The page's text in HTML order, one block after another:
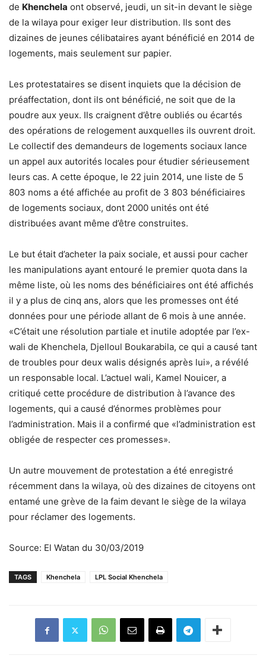
de Khenchela ont observé, jeudi, un sit-in devant le siège
de la wilaya pour exiger leur distribution. Ils sont des
dizaines de jeunes célibataires ayant bénéficié en 2014 de
logements, mais seulement sur papier.
Les protestataires se disent inquiets que la décision de
préaffectation, dont ils ont bénéficié, ne soit que de la
poudre aux yeux. Ils craignent d’être oubliés ou écartés
des opérations de relogement auxquelles ils ouvrent droit.
Le collectif des demandeurs de logements sociaux lance
un appel aux autorités locales pour étudier sérieusement
leurs cas. A cette époque, le 22 juin 2014, une liste de 5
803 noms a été affichée au profit de 3 803 bénéficiaires
de logements sociaux, dont 2000 unités ont été
distribuées avant même d’être construites.
Le but était d’acheter la paix sociale, et aussi pour cacher
les manipulations ayant entouré le premier quota dans la
même liste, où les noms des bénéficiaires ont été affichés
il y a plus de cinq ans, alors que les promesses ont été
données pour une période allant de 6 mois à une année.
«C’était une résolution partiale et inutile adoptée par l’ex-
wali de Khenchela, Djelloul Boukarabila, ce qui a causé tant
de troubles pour deux walis désignés après lui», a révélé
un responsable local. L’actuel wali, Kamel Nouicer, a
critiqué cette procédure de distribution à l’avance des
logements, qui a causé d’énormes problèmes pour
l’administration. Mais il a confirmé que «l’administration est
obligée de respecter ces promesses».
Un autre mouvement de protestation a été enregistré
récemment dans la wilaya, où des dizaines de citoyens ont
entamé une grève de la faim devant le siège de la wilaya
pour réclamer des logements.
Source: El Watan du 30/03/2019
TAGS Khenchela LPL Social Khenchela